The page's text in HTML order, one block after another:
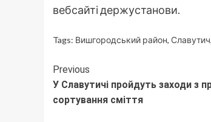
вебсайті держустанови.
Tags: Вишгородський район, Славутич,
Continue
Reading
Previous
У Славутичі пройдуть заходи з
сортування сміття